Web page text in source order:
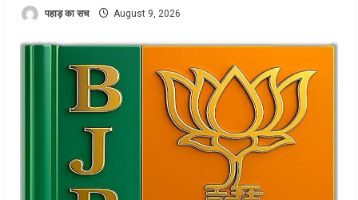
पहाड़ का सच August 9, 2026